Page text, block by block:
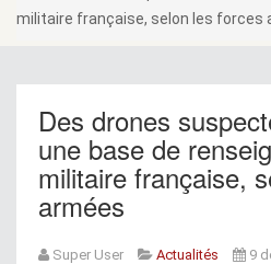
militaire française, selon les forces
Des drones
une base de
militaire française,
armées
Super User Actualités 9